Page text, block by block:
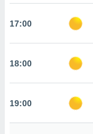
web a
17:00
18:00
19:00